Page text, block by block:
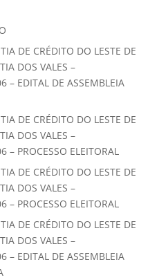
DE CRÉDITO DO LESTE DE
DOS VALES –
– EDITAL DE ASSEMBLEIA
DE CRÉDITO DO LESTE DE
DOS VALES –
– PROCESSO ELEITORAL
DE CRÉDITO DO LESTE DE
DOS VALES –
– PROCESSO ELEITORAL
DE CRÉDITO DO LESTE DE
DOS VALES –
– EDITAL DE ASSEMBLEIA